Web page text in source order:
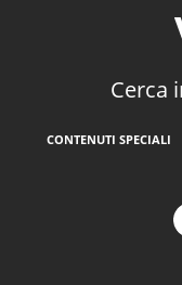
Cerca
CONTENUTI SPECIALI